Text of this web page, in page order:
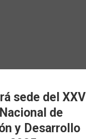
sede del XXV
de
y Desarrollo